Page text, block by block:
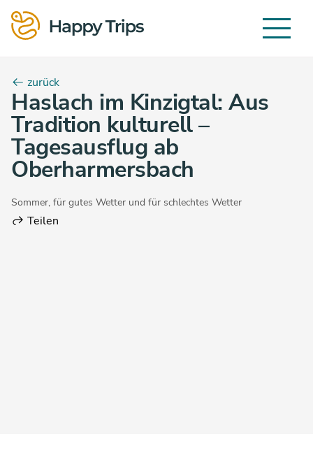
zurück
Haslach im Kinzigtal: Aus
Tradition kulturell –
Tagesausflug ab
Oberharmersbach
Sommer, für gutes Wetter und für schlechtes Wetter
Teilen